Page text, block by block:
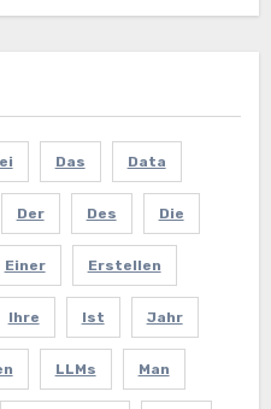
Das Data
Der Des Die
Einer Erstellen
Ihre Ist Jahr
LLMs Man